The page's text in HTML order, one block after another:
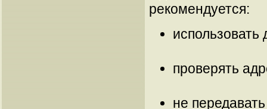
рекомендуется:
проверять
не